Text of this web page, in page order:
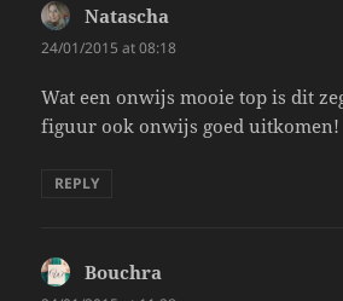
Natascha
24/01/2015 at 08:18
Wat een onwijs mooie top is dit
figuur ook onwijs goed uitkomen!
REPLY
Bouchra